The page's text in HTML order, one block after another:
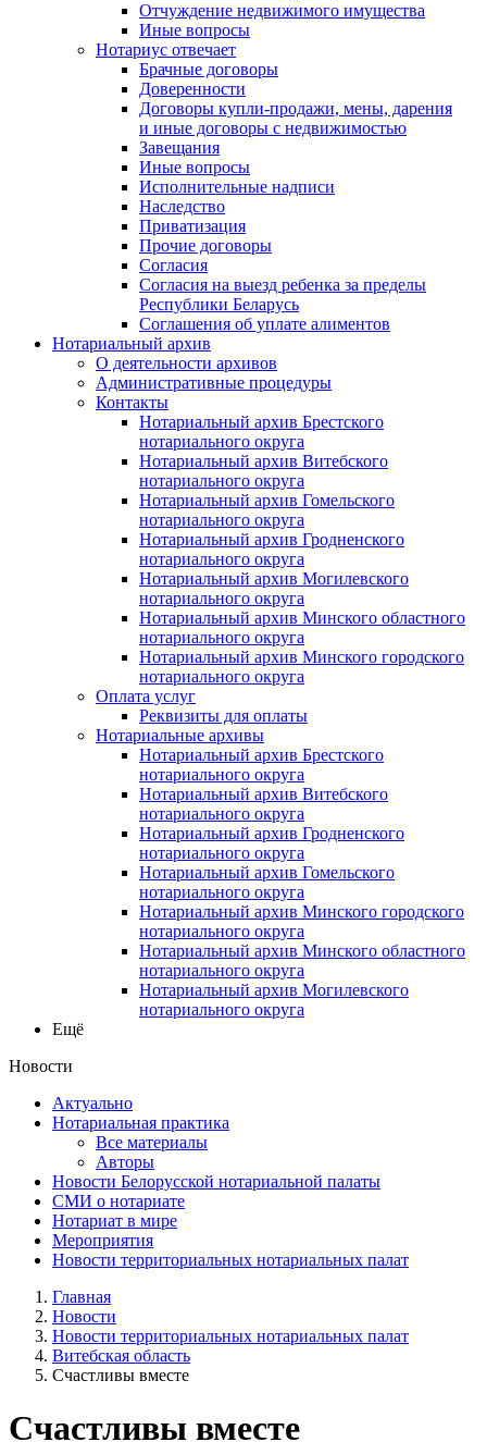
Отчуждение недвижимого имущества
Иные вопросы
Нотариус отвечает
Брачные договоры
Доверенности
Договоры купли-продажи, мены, дарения
и иные договоры с недвижимостью
Завещания
Иные вопросы
Исполнительные надписи
Наследство
Приватизация
Прочие договоры
Согласия
Согласия на выезд ребенка за пределы
Республики Беларусь
Соглашения об уплате алиментов
Нотариальный архив
О деятельности архивов
Административные процедуры
Контакты
Нотариальный архив Брестского
нотариального округа
Нотариальный архив Витебского
нотариального округа
Нотариальный архив Гомельского
нотариального округа
Нотариальный архив Гродненского
нотариального округа
Нотариальный архив Могилевского
нотариального округа
Нотариальный архив Минского областного
нотариального округа
Нотариальный архив Минского городского
нотариального округа
Оплата услуг
Реквизиты для оплаты
Нотариальные архивы
Нотариальный архив Брестского
нотариального округа
Нотариальный архив Витебского
нотариального округа
Нотариальный архив Гродненского
нотариального округа
Нотариальный архив Гомельского
нотариального округа
Нотариальный архив Минского городского
нотариального округа
Нотариальный архив Минского областного
нотариального округа
Нотариальный архив Могилевского
нотариального округа
Ещё
Новости
Актуально
Нотариальная практика
Все материалы
Авторы
Новости Белорусской нотариальной палаты
СМИ о нотариате
Нотариат в мире
Мероприятия
Новости территориальных нотариальных палат
Главная
Новости
Новости территориальных нотариальных палат
Витебская область
Счастливы вместе
Счастливы вместе